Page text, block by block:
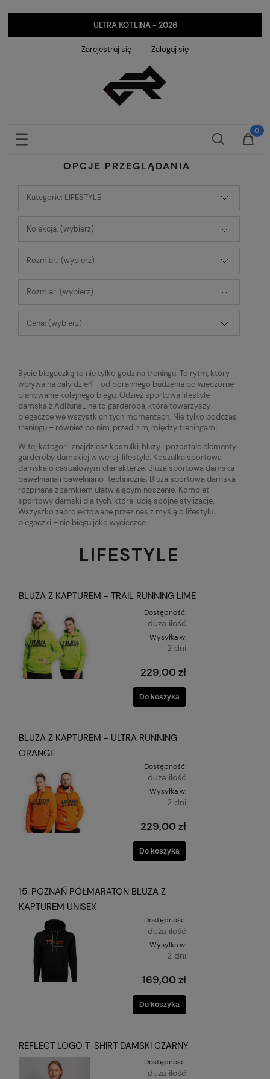
ULTRA KOTLINA - 2026
Zarejestruj się Zaloguj się
OPCJE PRZEGLĄDANIA
Kategorie: LIFESTYLE
Kolekcja: (wybierz)
Rozmiar.: (wybierz)
Rozmiar: (wybierz)
Cena: (wybierz)
Bycie biegaczką to nie tylko godzina treningu. To rytm, który
wpływa na cały dzień – od porannego budzenia po wieczorne
planowanie kolejnego biegu. Odzież sportowa lifestyle
damska z AdRunaLine to garderoba, która towarzyszy
biegaczce we wszystkich tych momentach. Nie tylko podczas
treningu – również po nim, przed nim, między treningami.
W tej kategorii znajdziesz koszulki, bluzy i pozostałe elementy
garderoby damskiej w wersji lifestyle. Koszulka sportowa
damska o casualowym charakterze. Bluza sportowa damska
bawełniana i bawełniano-techniczna. Bluza sportowa damska
rozpinana z zamkiem ułatwiającym noszenie. Komplet
sportowy damski dla tych, które lubią spójne stylizacje.
Wszystko zaprojektowane przez nas z myślą o lifestylu
biegaczki – nie biegu jako wycieczce.
LIFESTYLE
BLUZA Z KAPTUREM - TRAIL RUNNING LIME
Dostępność:
duża ilość
Wysyłka w:
2 dni
229,00 zł
Do koszyka
BLUZA Z KAPTUREM - ULTRA RUNNING
ORANGE
Dostępność:
duża ilość
Wysyłka w:
2 dni
229,00 zł
Do koszyka
15. POZNAŃ PÓŁMARATON BLUZA Z
KAPTUREM UNISEX
Dostępność:
duża ilość
Wysyłka w:
2 dni
169,00 zł
Do koszyka
REFLECT LOGO T-SHIRT DAMSKI CZARNY
Dostępność:
duża ilość